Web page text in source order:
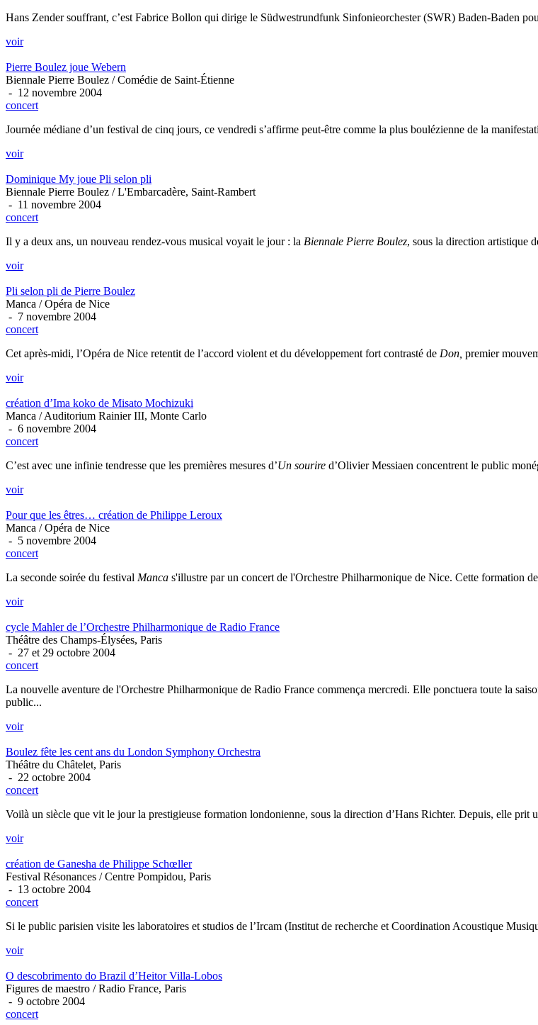
Hans Zender souffrant, c’est Fabrice Bollon qui dirige le Südwestrundfunk Sinfonieorchester (SWR) Baden-Baden
voir
Pierre Boulez joue Webern
Biennale Pierre Boulez / Comédie de Saint-Étienne
- 12 novembre 2004
concert
Journée médiane d’un festival de cinq jours, ce vendredi s’affirme peut-être comme la plus boulézienne de la
voir
Dominique My joue Pli selon pli
Biennale Pierre Boulez / L'Embarcadère, Saint-Rambert
- 11 novembre 2004
concert
Il y a deux ans, un nouveau rendez-vous musical voyait le jour : la Biennale Pierre Boulez, sous la direction artistique
voir
Pli selon pli de Pierre Boulez
Manca / Opéra de Nice
- 7 novembre 2004
concert
Cet après-midi, l’Opéra de Nice retentit de l’accord violent et du développement fort contrasté de Don, premier
voir
création d’Ima koko de Misato Mochizuki
Manca / Auditorium Rainier III, Monte Carlo
- 6 novembre 2004
concert
C’est avec une infinie tendresse que les premières mesures d’Un sourire d’Olivier Messiaen concentrent le public
voir
Pour que les êtres… création de Philippe Leroux
Manca / Opéra de Nice
- 5 novembre 2004
concert
La seconde soirée du festival Manca s'illustre par un concert de l'Orchestre Philharmonique de Nice. Cette formation
voir
cycle Mahler de l’Orchestre Philharmonique de Radio France
Théâtre des Champs-Élysées, Paris
- 27 et 29 octobre 2004
concert
La nouvelle aventure de l'Orchestre Philharmonique de Radio France commença mercredi. Elle ponctuera toute la
public...
voir
Boulez fête les cent ans du London Symphony Orchestra
Théâtre du Châtelet, Paris
- 22 octobre 2004
concert
Voilà un siècle que vit le jour la prestigieuse formation londonienne, sous la direction d’Hans Richter. Depuis, elle prit
voir
création de Ganesha de Philippe Schœller
Festival Résonances / Centre Pompidou, Paris
- 13 octobre 2004
concert
Si le public parisien visite les laboratoires et studios de l’Ircam (Institut de recherche et Coordination Acoustique
voir
O descobrimento do Brazil d’Heitor Villa-Lobos
Figures de maestro / Radio France, Paris
- 9 octobre 2004
concert